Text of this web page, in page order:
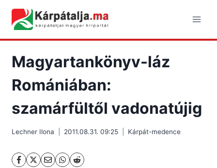
content
Magyartankönyv-láz
Romániában:
szamárfültől vadonatújig
Lechner Ilona 2011.08.31. 09:25 Kárpát-medence